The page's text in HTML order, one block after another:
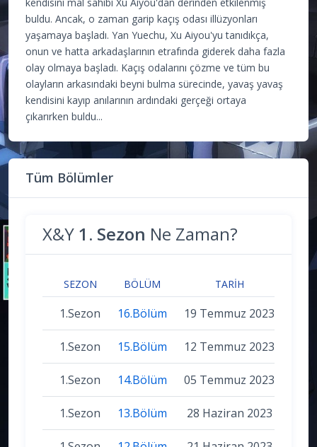
buldu. Ancak, o zaman garip kaçış odası illüzyonları
yaşamaya başladı. Yan Yuechu, Xu Aiyou'yu tanıdıkça,
onun ve hatta arkadaşlarının etrafında giderek daha fazla
olay olmaya başladı. Kaçış odalarını çözme ve tüm bu
olayların arkasındaki beyni bulma sürecinde, yavaş yavaş
kendisini kayıp anılarının ardındaki gerçeği ortaya
çıkarırken buldu...
Tüm Bölümler
X&Y 1. Sezon Ne Zaman?
SEZON BÖLÜM TARIH
1.Sezon 16.Bölüm 19 Temmuz 2023
1.Sezon 15.Bölüm 12 Temmuz 2023
1.Sezon 14.Bölüm 05 Temmuz 2023
1.Sezon 13.Bölüm 28 Haziran 2023